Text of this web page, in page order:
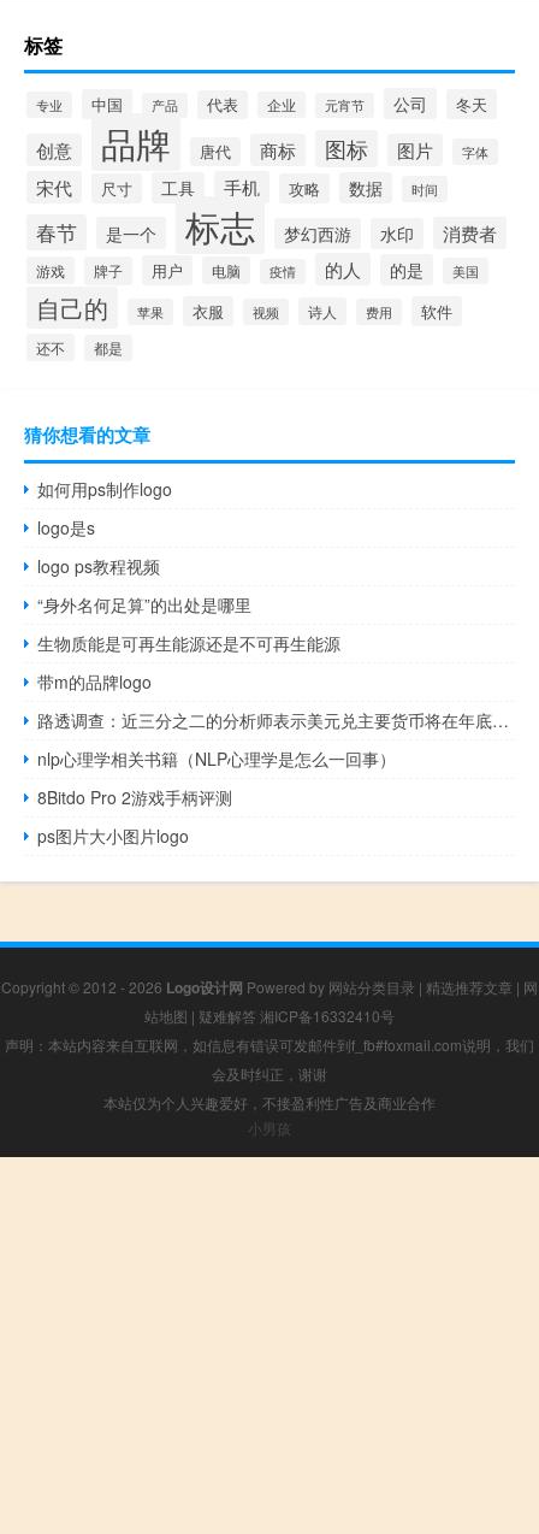
标签
专业 中国 产品 代表 企业 元宵节 公司 冬天
创意 品牌 唐代 商标 图标 图片 字体
宋代 尺寸 工具 手机 攻略 数据 时间
春节 是一个 标志 梦幻西游 水印 消费者
游戏 牌子 用户 电脑 疫情 的人 的是 美国
自己的 苹果 衣服 视频 诗人 费用 软件
还不 都是
猜你想看的文章
如何用ps制作logo
logo是s
logo ps教程视频
“身外名何足算”的出处是哪里
生物质能是可再生能源还是不可再生能源
带m的品牌logo
路透调查：近三分之二的分析师表示美元兑主要货币将在年底走低
nlp心理学相关书籍（NLP心理学是怎么一回事）
8Bitdo Pro 2游戏手柄评测
ps图片大小图片logo
Copyright © 2012 - 2026 Logo设计网 Powered by 网站分类目录 | 精选推荐文章 | 网
站地图 | 疑难解答 湘ICP备16332410号
声明：本站内容来自互联网，如信息有错误可发邮件到f_fb#foxmail.com说明，我们
会及时纠正，谢谢
本站仅为个人兴趣爱好，不接盈利性广告及商业合作
小男孩